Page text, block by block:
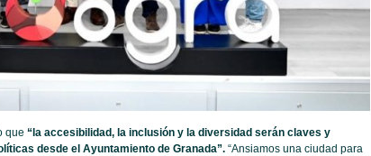
que “la accesibilidad, la inclusión y la diversidad serán claves y
desde el Ayuntamiento de Granada”. “Ansiamos una ciudad para